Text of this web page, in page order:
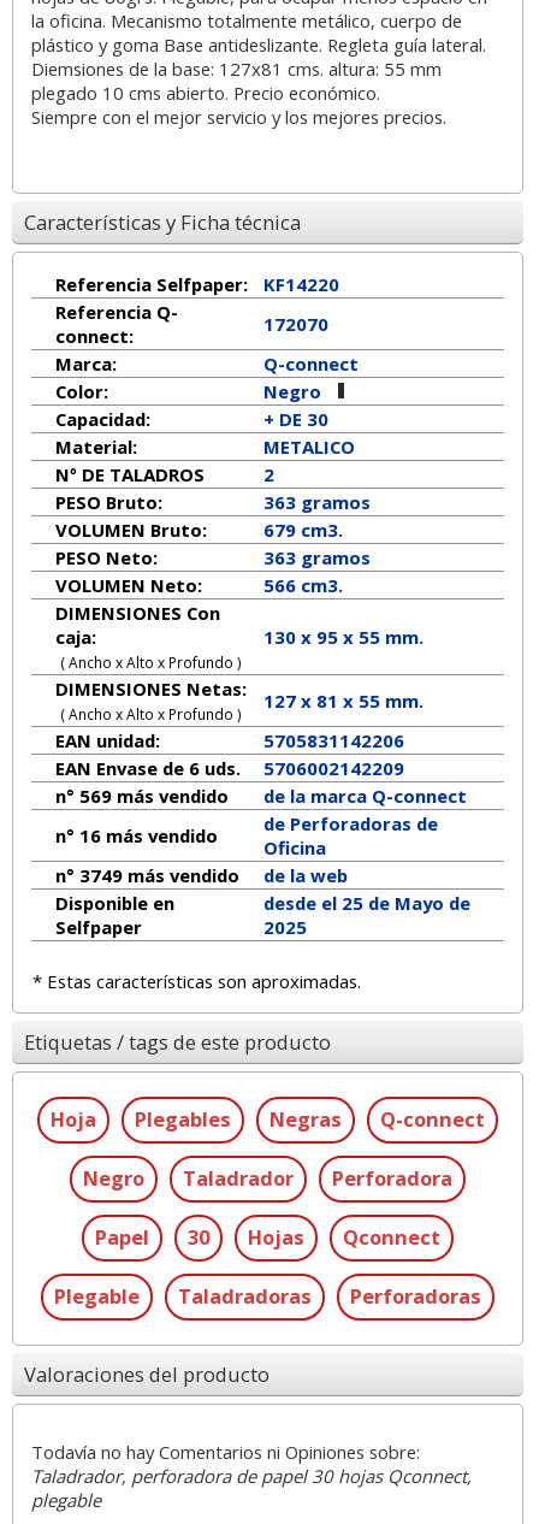
la oficina. Mecanismo totalmente metálico, cuerpo de
plástico y goma Base antideslizante. Regleta guía lateral.
Diemsiones de la base: 127x81 cms. altura: 55 mm
plegado 10 cms abierto. Precio económico.
Siempre con el mejor servicio y los mejores precios.
Características y Ficha técnica
Referencia Selfpaper:
KF14220
Referencia Q-
connect:
172070
Marca:
Q-connect
Color:
Negro
Capacidad:
+ DE 30
Material:
METALICO
Nº DE TALADROS
2
PESO Bruto:
363 gramos
VOLUMEN Bruto:
679 cm3.
PESO Neto:
363gramos
VOLUMEN Neto:
566 cm3.
DIMENSIONES Con
caja:
( Ancho x Alto x Profundo )
130 x 95 x 55 mm.
DIMENSIONES Netas:
( Ancho x Alto x Profundo )
127x 81 x 55mm.
EAN unidad:
5705831142206
EAN Envase de 6 uds.
5706002142209
n° 569 más vendido
de la marca Q-connect
n° 16 más vendido
de Perforadoras de
Oficina
n° 3749 más vendido
de la web
Disponible en
Selfpaper
desde el 25 de Mayo de
2025
* Estas características son aproximadas.
Etiquetas / tags de este producto
Hoja Plegables Negras Q-connect
Negro Taladrador Perforadora
Papel 30 Hojas Qconnect
Plegable Taladradoras Perforadoras
Valoraciones del producto
Todavía no hay Comentarios ni Opiniones sobre:
Taladrador, perforadora de papel 30 hojas Qconnect,
plegable